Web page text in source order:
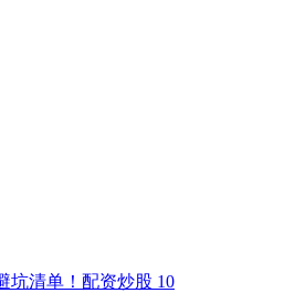
坑清单！配资炒股 10